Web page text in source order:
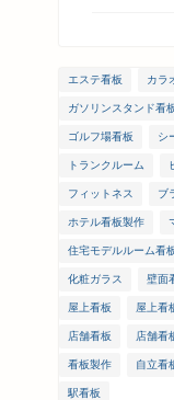
エステ看板 カラ
ガソリンスタンド看
ゴルフ場看板 シ
トランクルーム
フィットネス ブ
ホテル看板製作
住宅モデルルーム看
化粧ガラス 壁面
屋上看板 屋上看
店舗看板 店舗看
看板製作 自立看
駅看板